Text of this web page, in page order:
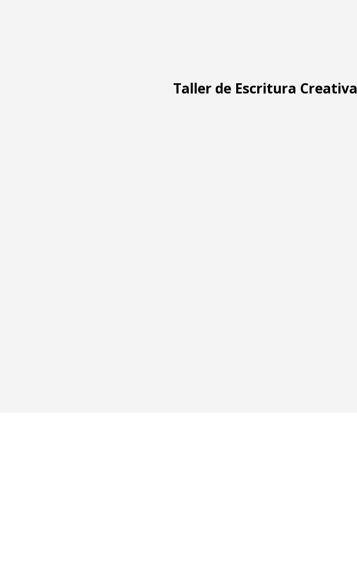
Taller de Escritura Creativa